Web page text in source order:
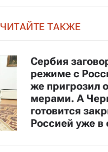
ЧИТАЙТЕ ТАКЖЕ
Сербия
режиме с
же пригрозил
мерами. А
готовится
Россией уже в